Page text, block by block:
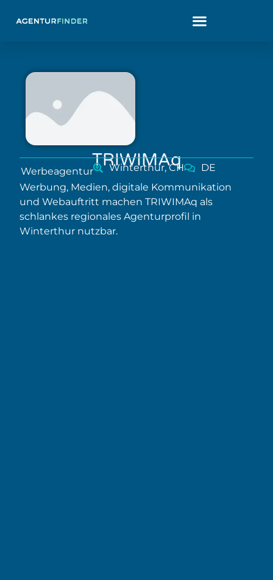
TRIWIMAq
Werbeagentur Winterthur, CH
DE
Werbung, Medien, digitale Kommunikation
und Webauftritt machen TRIWIMAq als
schlankes regionales Agenturprofil in
Winterthur nutzbar.